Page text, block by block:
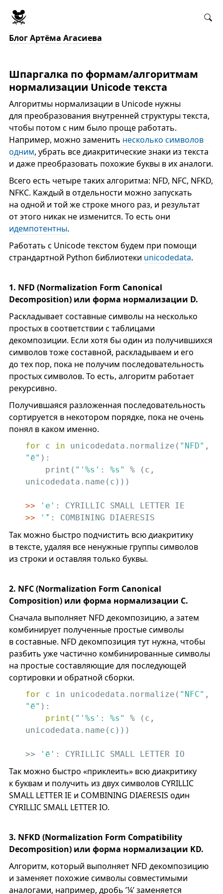
Блог Артёма Агасиева
Шпаргалка по формам/алгоритмам
нормализации Unicode текста
Алгоритмы нормализации в Unicode нужны
для преобразования внутренней структуры текста,
чтобы потом с ним было проще работать.
Например, можно заменить несколько символов
одним, убрать все диакритические знаки из текста
и даже преобразовать похожие буквы в их аналоги.
Всего есть четыре таких алгоритма: NFD, NFC, NFKD,
NFKC. Каждый в отдельности можно запускать
на одной и той же строке много раз, и результат
от этого никак не изменится. То есть они
идемпотентны.
Работать с Unicode текстом будем при помощи
страндартной Python библиотеки unicodedata.
1. NFD (Normalization Form Canonical
Decomposition) или форма нормализации D.
Раскладывает составные символы на несколько
простых в соответствии с таблицами
декомпозиции. Если хотя бы один из получившихся
символов тоже составной, раскладываем и его
до тех пор, пока не получим последовательность
простых символов. То есть, алгоритм работает
рекурсивно.
Получившаяся разложенная последовательность
сортируется в некотором порядке, пока не очень
понял в каком именно.
for c in unicodedata.normalize( "NFD"
"ё" ):
    print(
"'%s': %s"
% (c,
unicodedata.name(c)))
>> 'е'
>>
'̈' : COMBINING DIAERESIS
Так можно быстро подчистить всю диакритику
в тексте, удаляя все ненужные группы символов
из строки и оставляя только буквы.
2. NFC (Normalization Form Canonical
Composition) или форма нормализации C.
Сначала выполняет NFD декомпозицию, а затем
комбинирует полученные простые символы
в составные. NFD декомпозиция тут нужна, чтобы
разбить уже частично комбинированные символы
на простые составляющие для последующей
сортировки и обратной сборки.
for c in unicodedata.normalize( "NFC"
"ё" ):
print ( "'%s': %s"
% (c,
unicodedata.name(c)))
>> 'ё' : CYRILLIC SMALL LETTER IO
Так можно быстро «приклеить» всю диакритику
к буквам и получить из двух символов CYRILLIC
SMALL LETTER IE и COMBINING DIAERESIS один
CYRILLIC SMALL LETTER IO.
3. NFKD (Normalization Form Compatibility
Decomposition) или форма нормализации KD.
Алгоритм, который выполняет NFD декомпозицию
и заменяет похожие символы совместимыми
аналогами, например, дробь ’¼’ заменяется